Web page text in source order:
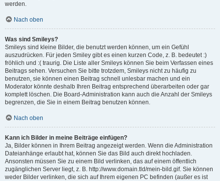
werden.
Nach oben
Was sind Smileys?
Smileys sind kleine Bilder, die benutzt werden können, um ein Gefühl
auszudrücken. Für jeden Smiley gibt es einen kurzen Code, z. B. bedeutet :)
fröhlich und :( traurig. Die Liste aller Smileys können Sie beim Verfassen eines
Beitrags sehen. Versuchen Sie bitte trotzdem, Smileys nicht zu häufig zu
benutzen, sie können einen Beitrag schnell unlesbar machen und ein
Moderator könnte deshalb Ihren Beitrag entsprechend überarbeiten oder gar
komplett löschen. Die Board-Administration kann auch die Anzahl der Smileys
begrenzen, die Sie in einem Beitrag benutzen können.
Nach oben
Kann ich Bilder in meine Beiträge einfügen?
Ja, Bilder können in Ihrem Beitrag angezeigt werden. Wenn die Administration
Dateianhänge erlaubt hat, können Sie das Bild auch direkt hochladen.
Ansonsten müssen Sie zu einem Bild verlinken, das auf einem öffentlich
zugänglichen Server liegt, z. B. http://www.domain.tld/mein-bild.gif. Sie können
weder Bilder verlinken, die sich auf Ihrem eigenen PC befinden (außer es ist